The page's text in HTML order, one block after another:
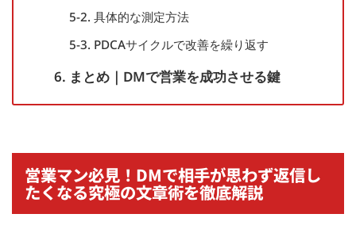
5-2. 具体的な測定方法
5-3. PDCAサイクルで改善を繰り返す
6. まとめ｜DMで営業を成功させる鍵
営業マン必見！DMで相手が思わず返信し
たくなる究極の文章術を徹底解説